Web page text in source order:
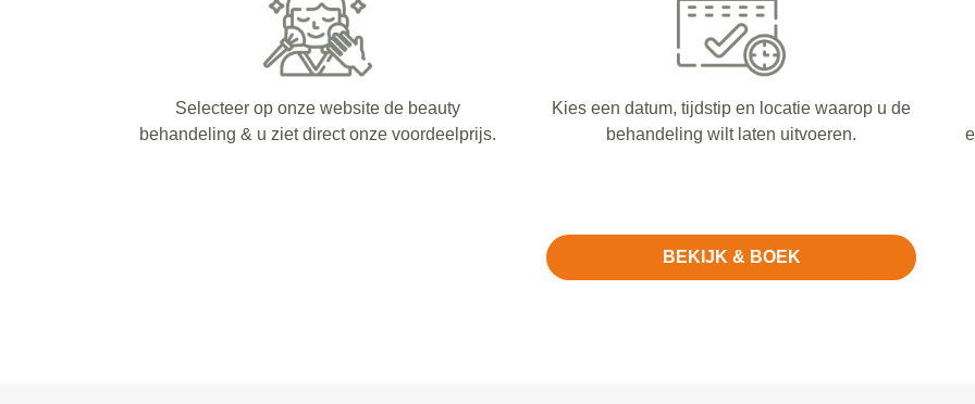
Selecteer op onze website de beauty
behandeling & u ziet direct onze voordeelprijs.
Kies een datum, tijdstip en locatie waarop u de
behandeling wilt laten uitvoeren.
BEKIJK & BOEK